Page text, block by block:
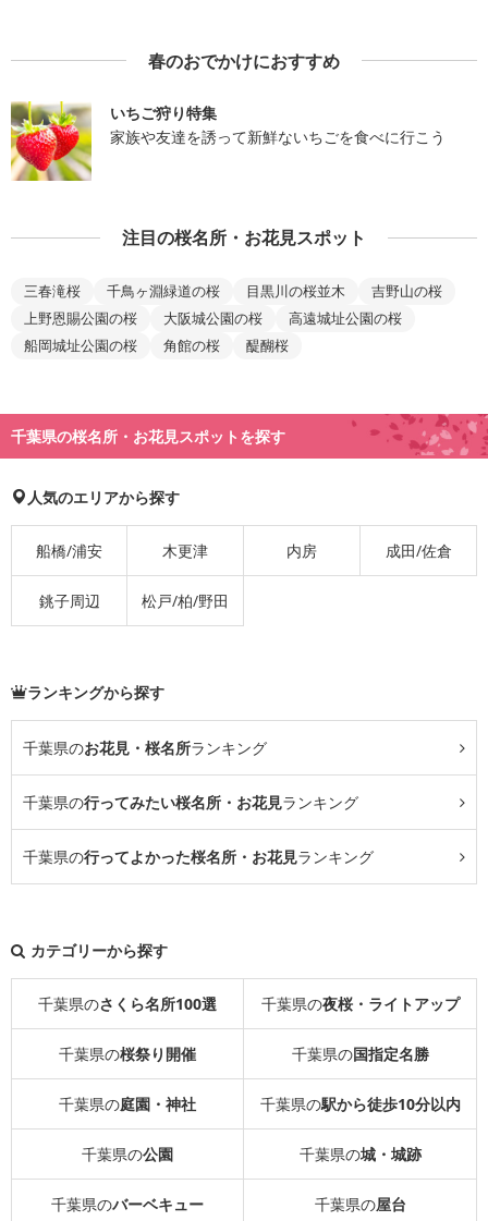
春のおでかけにおすすめ
いちご狩り特集
家族や友達を誘って新鮮ないちごを食べに行こう
注目の桜名所・お花見スポット
三春滝桜 千鳥ヶ淵緑道の桜 目黒川の桜並木
吉野山の桜
上野恩賜公園の桜
大阪城公園の桜
高遠城址公園の桜
船岡城址公園の桜
角館の桜 醍醐桜
千葉県の桜名所・お花見スポットを探す
人気のエリアから探す
船橋/浦安 木更津 内房 成田/佐倉
銚子周辺 松戸/柏/野田
ランキングから探す
千葉県のお花見・桜名所ランキング
千葉県の行ってみたい桜名所・お花見ランキング
千葉県の行ってよかった桜名所・お花見ランキング
カテゴリーから探す
千葉県のさくら名所100選 千葉県の夜桜・ライトアップ
千葉県の桜祭り開催 千葉県の国指定名勝
千葉県の庭園・神社 千葉県の駅から徒歩10分以内
千葉県の公園 千葉県の城・城跡
千葉県のバーベキュー 千葉県の屋台